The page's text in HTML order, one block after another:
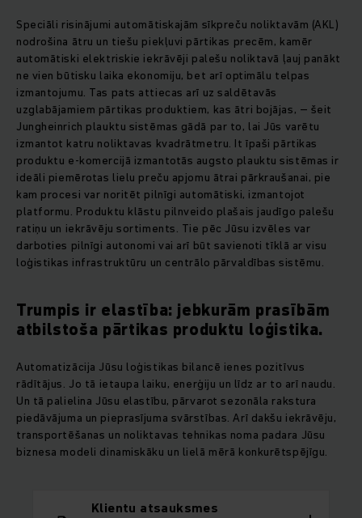
Speciāli risinājumi automātiskajām sīkpreču noliktavām (AKL)
nodrošina ātru un tiešu piekļuvi pārtikas precēm, kamēr
automātiski elektriskie iekrāvēji palešu noliktavā ļauj panākt
ne vien būtisku laika ekonomiju, bet arī optimālu telpas
izmantojumu. Tas pats attiecas arī uz saldētavās
uzglabājamiem pārtikas produktiem, kas ātri bojājas, – šeit
Jungheinrich plauktu sistēmas gādā par to, lai Jūs varētu
izmantot katru noliktavas kvadrātmetru. It īpaši pārtikas
produktu e-komercijā izmantotās augsto plauktu sistēmas ir
ideāli piemērotas lielu preču apjomu ātrai pārkraušanai, pie
kam procesi var noritēt pilnīgi automātiski, izmantojot
platformu. Produktu klāstu pilnveido plašais jaudīgo palešu
ratiņu un iekrāvēju sortiments. Tie pēc Jūsu izvēles var
darboties pilnīgi autonomi vai arī būt savienoti tīklā ar visu
loģistikas infrastruktūru un centrālo pārvaldības sistēmu.
Trumpis ir elastība: jebkurām prasībām
atbilstoša pārtikas produktu loģistika.
Automatizācija Jūsu loģistikas bilancē ienes pozitīvus
rādītājus. Jo tā ietaupa laiku, enerģiju un līdz ar to arī naudu.
Un tā palielina Jūsu elastību, pārvarot sezonāla rakstura
piedāvājuma un pieprasījuma svārstības. Arī dakšu iekrāvēju,
transportēšanas un noliktavas tehnikas noma padara Jūsu
biznesa modeli dinamiskāku un lielā mērā konkurētspējīgu.
Klientu atsauksmes